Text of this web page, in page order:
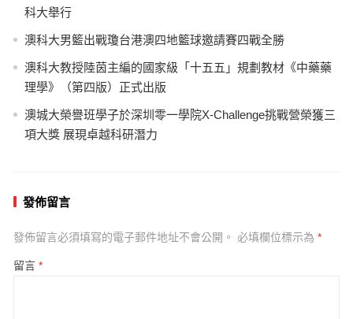
科大舉行
澳科大男籃出戰瓊台港澳四地籃球邀請賽四戰全勝
澳科大教授陸茵主編的國家級「十五五」規劃教材《中藥藥
理學》（第四版）正式出版
澳城大榮譽班學子於深圳零一學院X-Challenge挑戰營榮獲三
項大獎 展現卓越科研潛力
發佈留言
發佈留言必須填寫的電子郵件地址不會公開。 必填欄位標示為 *
留言 *